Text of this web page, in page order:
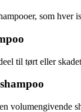
som
til tørt eller
volumengivende